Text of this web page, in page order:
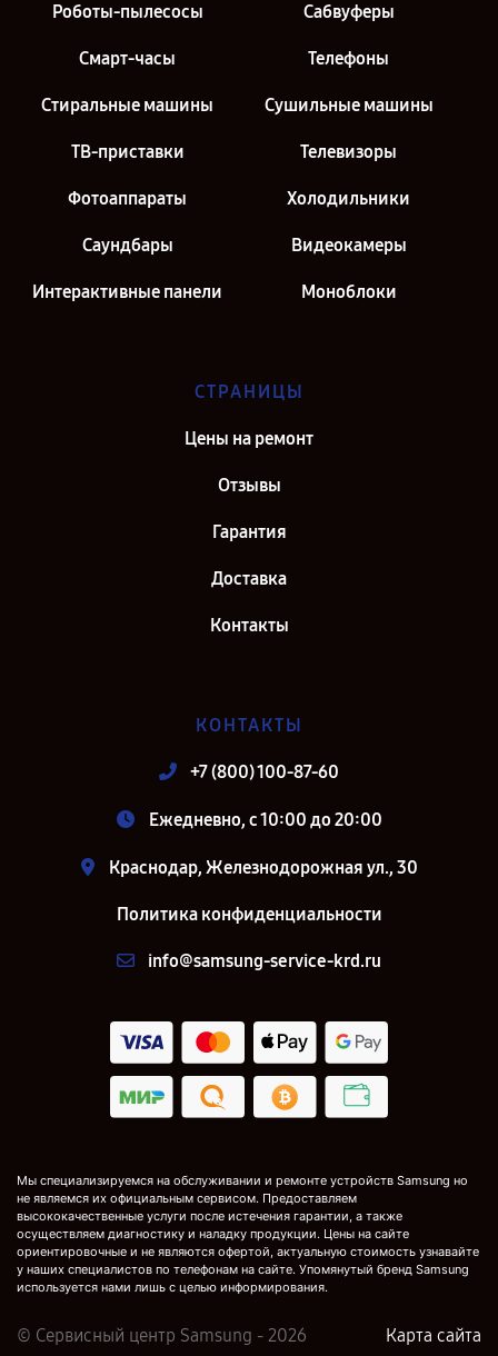
Роботы-пылесосы Сабвуферы
Смарт-часы Телефоны
Стиральные машины Сушильные машины
ТВ-приставки Телевизоры
Фотоаппараты Холодильники
Саундбары Видеокамеры
Интерактивные панели Моноблоки
СТРАНИЦЫ
Цены на ремонт
Отзывы
Гарантия
Доставка
Контакты
КОНТАКТЫ
+7 (800) 100-87-60
Ежедневно, с 10:00 до 20:00
Краснодар, Железнодорожная ул., 30
Политика конфиденциальности
info@samsung-service-krd.ru
Мы специализируемся на обслуживании и ремонте устройств Samsung но
не являемся их официальным сервисом. Предоставляем
высококачественные услуги после истечения гарантии, а также
осуществляем диагностику и наладку продукции. Цены на сайте
ориентировочные и не являются офертой, актуальную стоимость узнавайте
у наших специалистов по телефонам на сайте. Упомянутый бренд Samsung
используется нами лишь с целью информирования.
© Сервисный центр Samsung - 2026 Карта сайта